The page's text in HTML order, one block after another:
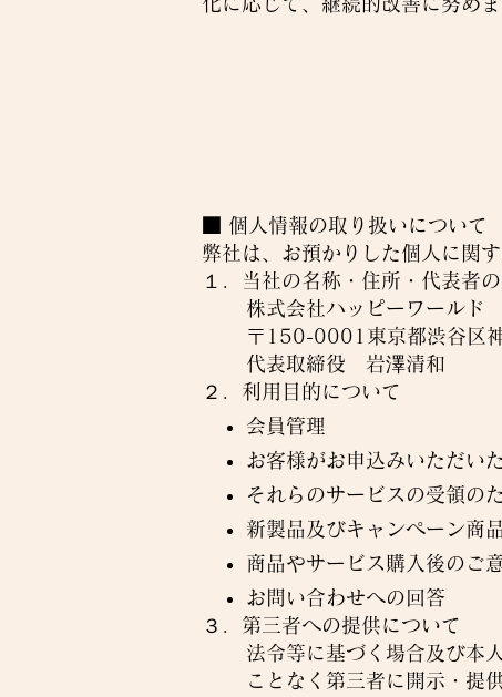
■ 個人情報の取り扱いについて
弊社は、お預かりした個人に関
１．当社の名称・住所・代表者
株式会社ハッピーワールド
〒150-0001東京都渋谷区
代表取締役 岩澤清和
２．利用目的について
会員管理
お客様がお申込みいただい
それらのサービスの受領の
新製品及びキャンペーン商
商品やサービス購入後のご
お問い合わせへの回答
３．第三者への提供について
法令等に基づく場合及び本
ことなく第三者に開示・提